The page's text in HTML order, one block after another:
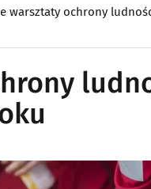
warsztaty ochrony